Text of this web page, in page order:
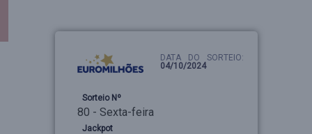
DATA DO SORTEIO:
04/10/2024
Sorteio Nº
80 - Sexta-feira
Jackpot